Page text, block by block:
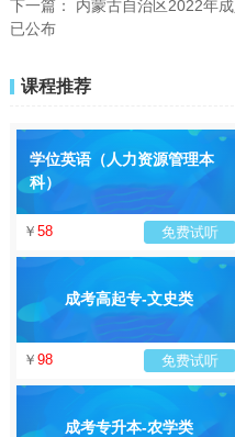
下一篇： 内蒙古自治区2022年
已公布
课程推荐
学位英语（人力资源管理本
科）
￥ 58 免费试听
成考高起专-文史类
￥ 98 免费试听
成考专升本-农学类